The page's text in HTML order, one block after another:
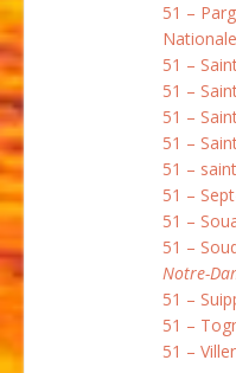
51 –
Nationale
51 –
51 –
51 –
51 –
51 –
51 –
51 –
51 –
Notre-
51 –
51 –
51 –